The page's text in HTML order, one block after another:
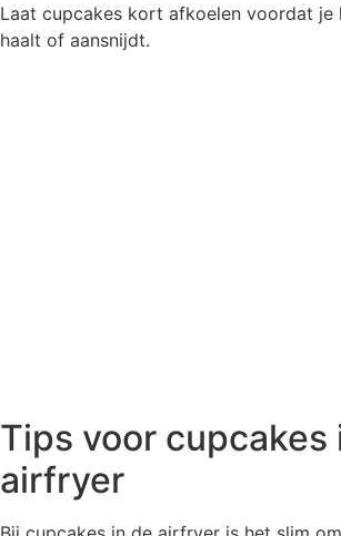
Laat cupcakes kort afkoelen voordat je
haalt of aansnijdt.
Tips voor cupcakes
airfryer